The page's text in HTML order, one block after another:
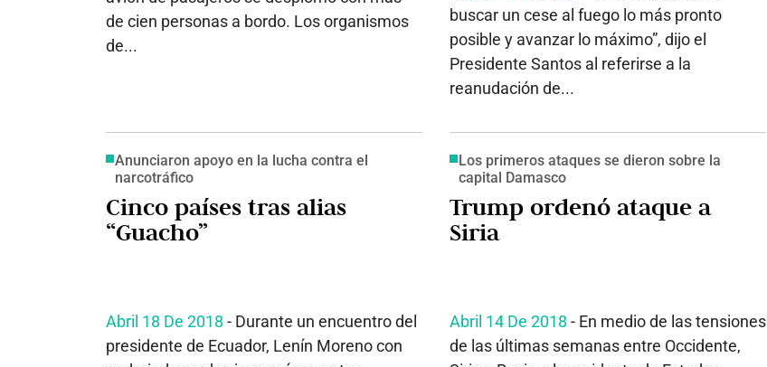
de cien personas a bordo. Los organismos
de...
buscar un cese al fuego lo más pronto
posible y avanzar lo máximo”, dijo el
Presidente Santos al referirse a la
reanudación de...
Anunciaron apoyo en la lucha contra el
narcotráfico
Cinco países tras alias
“Guacho”
Abril 18 De 2018 - Durante un encuentro del
presidente de Ecuador, Lenín Moreno con
Los primeros ataques se dieron sobre la
capital Damasco
Trump ordenó ataque a
Siria
Abril 14 De 2018 - En medio de las tensiones
de las últimas semanas entre Occidente,